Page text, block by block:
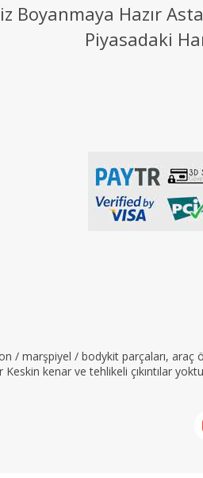
Boyanmaya Hazır
Piyasadaki
/ marşpiyel / bodykit parçaları,
kenar ve tehlikeli çıkıntılar